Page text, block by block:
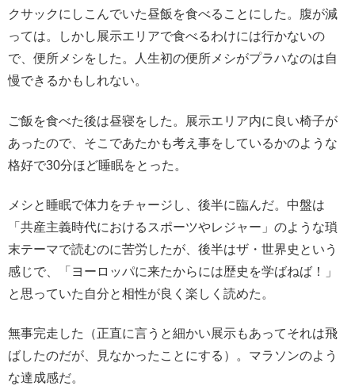
クサックにしこんでいた昼飯を食べることにした。腹が減
っては。しかし展示エリアで食べるわけには行かないの
で、便所メシをした。人生初の便所メシがプラハなのは自
慢できるかもしれない。
ご飯を食べた後は昼寝をした。展示エリア内に良い椅子が
あったので、そこであたかも考え事をしているかのような
格好で30分ほど睡眠をとった。
メシと睡眠で体力をチャージし、後半に臨んだ。中盤は
「共産主義時代におけるスポーツやレジャー」のような瑣
末テーマで読むのに苦労したが、後半はザ・世界史という
感じで、「ヨーロッパに来たからには歴史を学ばねば！」
と思っていた自分と相性が良く楽しく読めた。
無事完走した（正直に言うと細かい展示もあってそれは飛
ばしたのだが、見なかったことにする）。マラソンのよう
な達成感だ。